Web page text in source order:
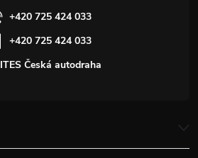
+420 725 424 033
+420 725 424 033
ITES Česká autodraha